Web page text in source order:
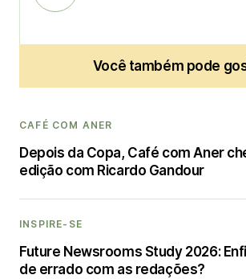
Você também pode
CAFÉ COM ANER
Depois da Copa, Café com Aner
edição com Ricardo Gandour
INSPIRE-SE
Future Newsrooms Study 2026:
de errado com as redações?